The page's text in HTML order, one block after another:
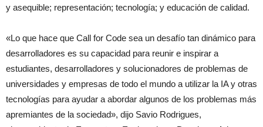
y asequible; representación; tecnología; y educación de calidad.
«Lo que hace que Call for Code sea un desafío tan dinámico para
desarrolladores es su capacidad para reunir e inspirar a
estudiantes, desarrolladores y solucionadores de problemas de
universidades y empresas de todo el mundo a utilizar la IA y otras
tecnologías para ayudar a abordar algunos de los problemas más
apremiantes de la sociedad», dijo Savio Rodrigues,